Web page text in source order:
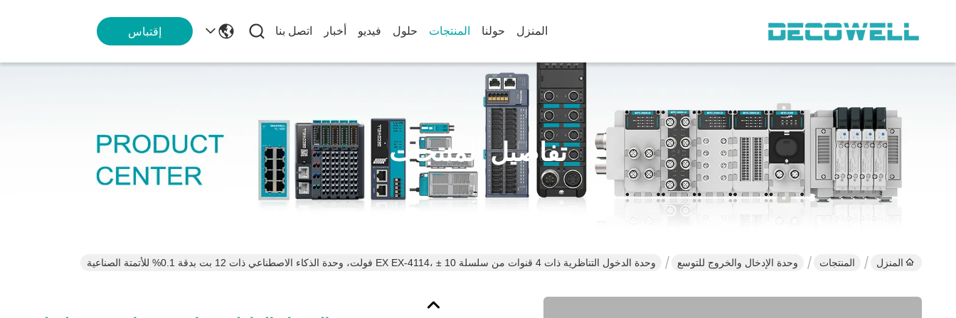
المنزل حولنا المنتجات حلول فيديو أخبار اتصل بنا إقتباس
تفاصيل المنتجات
المنزل المنتجات وحدة الإدخال والخروج للتوسع وحدة الدخول التناظرية ذات 4 قنوات من سلسلة EX EX-4114، ± 10 فولت، وحدة الذكاء الاصطناعي ذات 12 بت بدقة 0.1% للأتمتة الصناعية